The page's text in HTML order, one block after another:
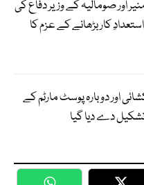
اور صومالیہ کے وزیر دفاع کی
کار بڑھانے کے عزم کا
اور دوبارہ پوسٹ مارٹم کے